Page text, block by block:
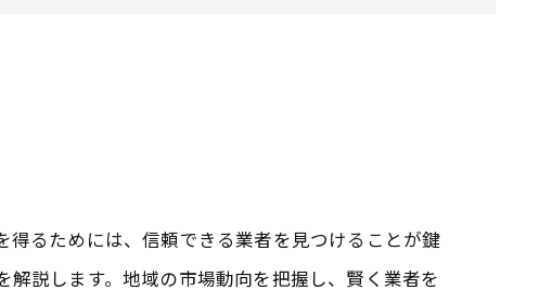
るためには、信頼できる業者を見つけることが鍵
説します。地域の市場動向を把握し、賢く業者を